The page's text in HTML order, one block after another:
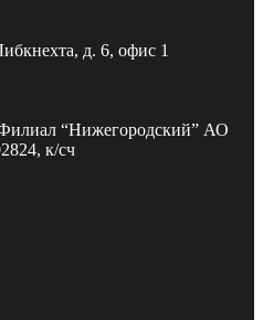
д. 6, офис 1
“Нижегородский” АО
к/сч